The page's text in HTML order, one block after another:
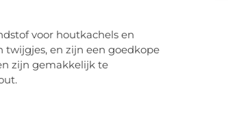
voor houtkachels en
twijgjes, en zijn een goedkope
zijn gemakkelijk te